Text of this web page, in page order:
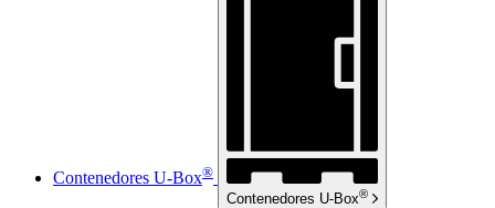
Contenedores U-Box®
Contenedores U-Box®